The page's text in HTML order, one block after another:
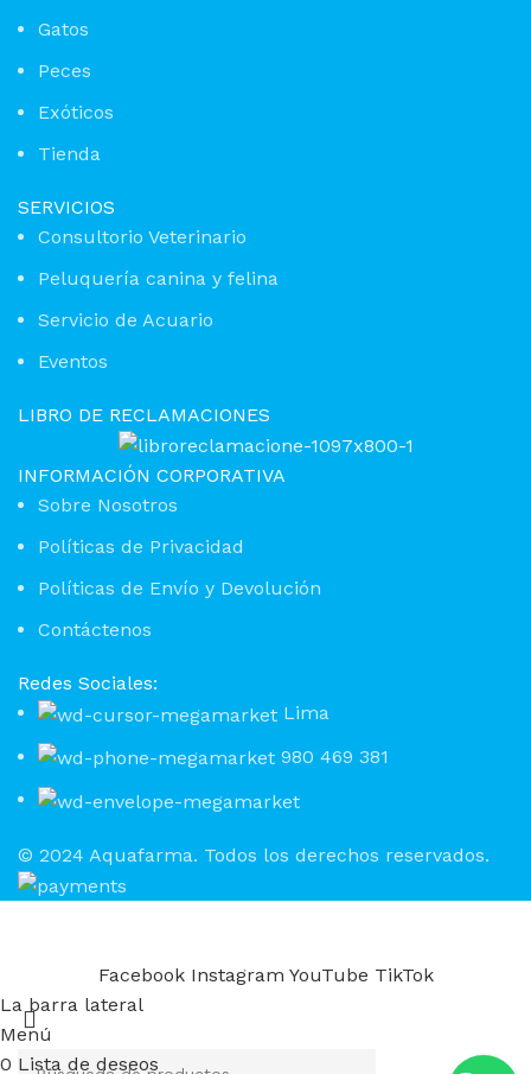
Gatos
Peces
Exóticos
Tienda
SERVICIOS
Consultorio Veterinario
Peluquería canina y felina
Servicio de Acuario
Eventos
LIBRO DE RECLAMACIONES
INFORMACIÓN CORPORATIVA
Sobre Nosotros
Políticas de Privacidad
Políticas de Envío y Devolución
Contáctenos
Redes Sociales:
Lima
980 469 381
© 2024 Aquafarma. Todos los derechos reservados.
Facebook Instagram YouTube TikTok
La barra lateral
Menú
0 Lista de deseos